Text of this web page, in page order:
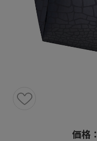
価格：